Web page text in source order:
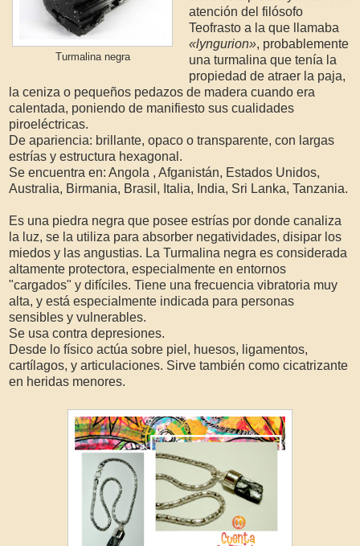
Turmalina negra
atención del filósofo
Teofrasto a la que llamaba
«lyngurion», probablemente
una turmalina que tenía la
propiedad de atraer la paja,
la ceniza o pequeños pedazos de madera cuando era
calentada, poniendo de manifiesto sus cualidades
piroeléctricas.
De apariencia: brillante, opaco o transparente, con largas
estrías y estructura hexagonal.
Se encuentra en: Angola , Afganistán, Estados Unidos,
Australia, Birmania, Brasil, Italia, India, Sri Lanka, Tanzania.
Es una piedra negra que posee estrías por donde canaliza
la luz, se la utiliza para absorber negatividades, disipar los
miedos y las angustias. La Turmalina negra es considerada
altamente protectora, especialmente en entornos
"cargados" y difíciles. Tiene una frecuencia vibratoria muy
alta, y está especialmente indicada para personas
sensibles y vulnerables.
Se usa contra depresiones.
Desde lo físico actúa sobre piel, huesos, ligamentos,
cartílagos, y articulaciones. Sirve también como cicatrizante
en heridas menores.